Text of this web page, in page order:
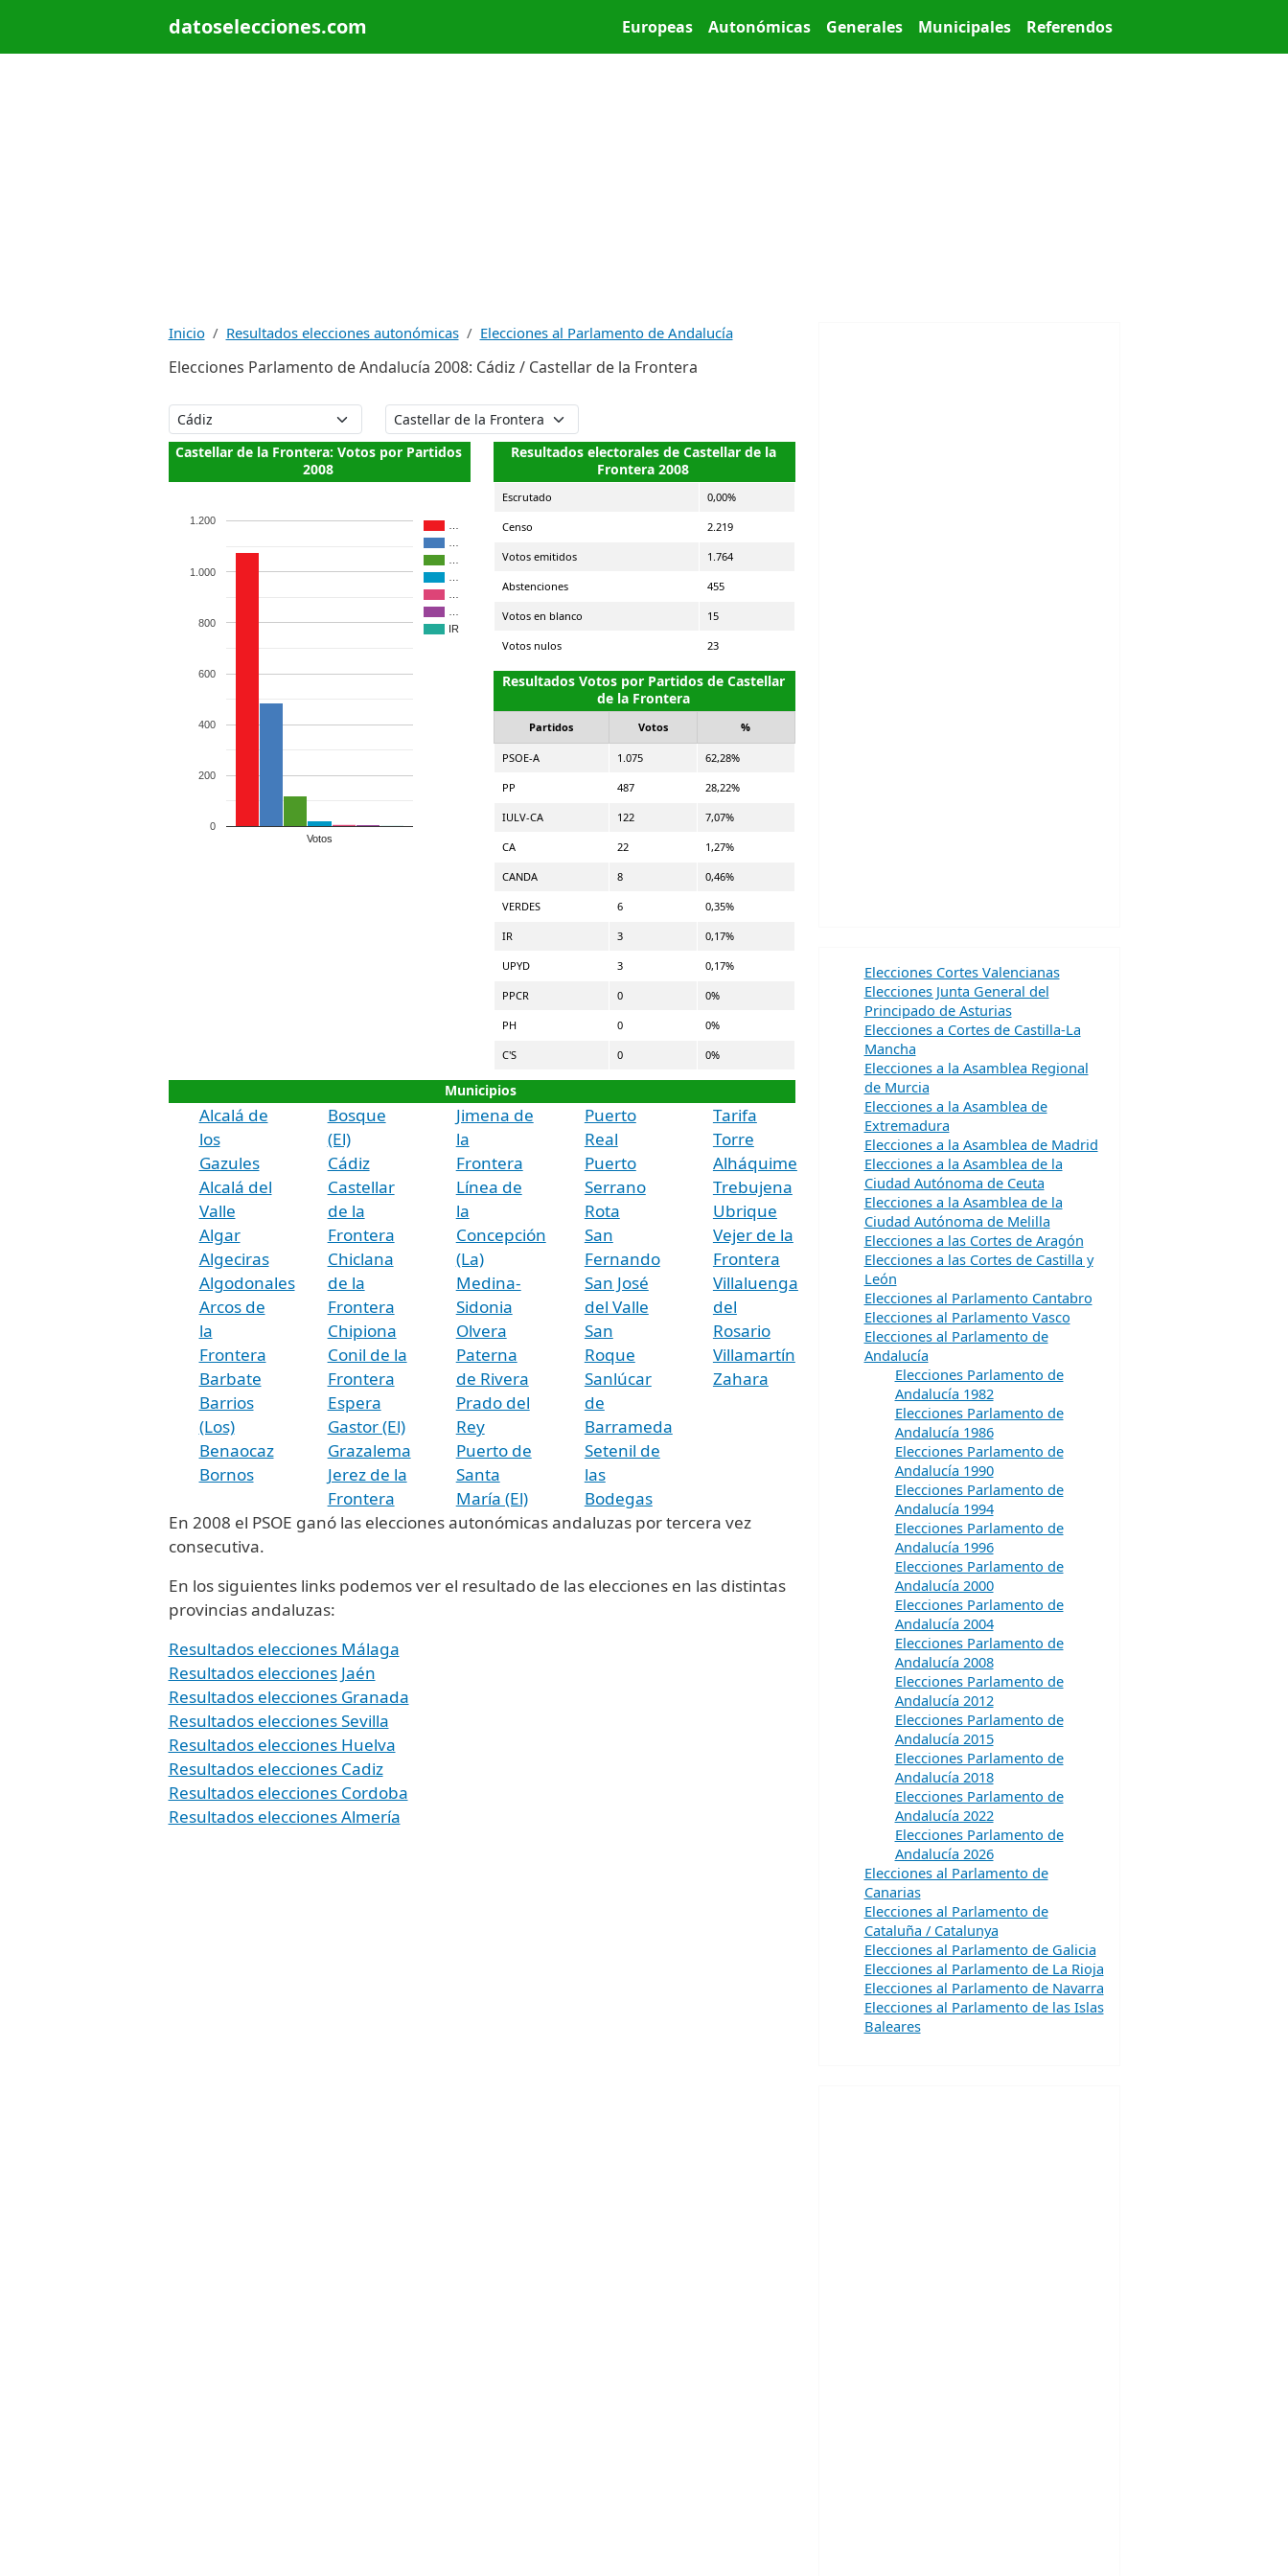
datoselecciones.com Main menu
Europeas Autonómicas Generales Municipales Referendos
Inicio Resultados elecciones autonómicas Elecciones al Parlamento de Andalucía
Elecciones Parlamento de Andalucía 2008: Cádiz / Castellar de la Frontera
Castellar de la Frontera: Votos por Partidos
2008
IR
Votos
0
200
400
600
800
1.000
1.200
Resultados electorales de Castellar de la
Frontera 2008
Escrutado 0,00%
Censo 2.219
Votos emitidos 1.764
Abstenciones 455
Votos en blanco 15
Votos nulos 23
Resultados Votos por Partidos de Castellar
de la Frontera
Partidos Votos %
PSOE-A 1.075 62,28%
PP 487 28,22%
IULV-CA 122 7,07%
CA 22 1,27%
CANDA 8 0,46%
VERDES 6 0,35%
IR 3 0,17%
UPYD 3 0,17%
PPCR 0 0%
PH 0 0%
C'S 0 0%
Municipios
Alcalá de
los
Gazules
Alcalá del
Valle
Algar
Algeciras
Algodonales
Arcos de
la
Frontera
Barbate
Barrios
(Los)
Benaocaz
Bornos
Bosque
(El)
Cádiz
Castellar
de la
Frontera
Chiclana
de la
Frontera
Chipiona
Conil de la
Frontera
Espera
Gastor (El)
Grazalema
Jerez de la
Frontera
Jimena de
la
Frontera
Línea de
la
Concepción
(La)
Medina-
Sidonia
Olvera
Paterna
de Rivera
Prado del
Rey
Puerto de
Santa
María (El)
Puerto
Real
Puerto
Serrano
Rota
San
Fernando
San José
del Valle
San
Roque
Sanlúcar
de
Barrameda
Setenil de
las
Bodegas
Tarifa
Torre
Alháquime
Trebujena
Ubrique
Vejer de la
Frontera
Villaluenga
del
Rosario
Villamartín
Zahara
En 2008 el PSOE ganó las elecciones autonómicas andaluzas por tercera vez
consecutiva.
En los siguientes links podemos ver el resultado de las elecciones en las distintas
provincias andaluzas:
Resultados elecciones Málaga
Resultados elecciones Jaén
Resultados elecciones Granada
Resultados elecciones Sevilla
Resultados elecciones Huelva
Resultados elecciones Cadiz
Resultados elecciones Cordoba
Resultados elecciones Almería
Elecciones Cortes Valencianas
Elecciones Junta General del
Principado de Asturias
Elecciones a Cortes de Castilla-La
Mancha
Elecciones a la Asamblea Regional
de Murcia
Elecciones a la Asamblea de
Extremadura
Elecciones a la Asamblea de Madrid
Elecciones a la Asamblea de la
Ciudad Autónoma de Ceuta
Elecciones a la Asamblea de la
Ciudad Autónoma de Melilla
Elecciones a las Cortes de Aragón
Elecciones a las Cortes de Castilla y
León
Elecciones al Parlamento Cantabro
Elecciones al Parlamento Vasco
Elecciones al Parlamento de
Andalucía
Elecciones Parlamento de
Andalucía 1982
Elecciones Parlamento de
Andalucía 1986
Elecciones Parlamento de
Andalucía 1990
Elecciones Parlamento de
Andalucía 1994
Elecciones Parlamento de
Andalucía 1996
Elecciones Parlamento de
Andalucía 2000
Elecciones Parlamento de
Andalucía 2004
Elecciones Parlamento de
Andalucía 2008
Elecciones Parlamento de
Andalucía 2012
Elecciones Parlamento de
Andalucía 2015
Elecciones Parlamento de
Andalucía 2018
Elecciones Parlamento de
Andalucía 2022
Elecciones Parlamento de
Andalucía 2026
Elecciones al Parlamento de
Canarias
Elecciones al Parlamento de
Cataluña / Catalunya
Elecciones al Parlamento de Galicia
Elecciones al Parlamento de La Rioja
Elecciones al Parlamento de Navarra
Elecciones al Parlamento de las Islas
Baleares